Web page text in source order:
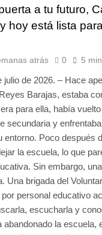
a tu futuro,
hoy está lista
atrás 0 5
julio de 2026. – Hace
Barajas, estaba
para ella, había
secundaria y
entorno. Poco después
la escuela, lo que
Sin embargo,
Una brigada del
personal educativo
escucharla y
abandonado la escuela,